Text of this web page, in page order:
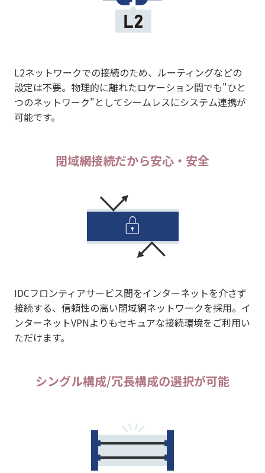
L2ネットワークでの接続のため、ルーティングなどの
設定は不要。物理的に離れたロケーション間でも"ひと
つのネットワーク"としてシームレスにシステム連携が
可能です。
閉域網接続だから安心・安全
IDCフロンティアサービス間をインターネットを介さず
接続する、信頼性の高い閉域網ネットワークを採用。イ
ンターネットVPNよりもセキュアな接続環境をご利用い
ただけます。
シングル構成/冗長構成の選択が可能